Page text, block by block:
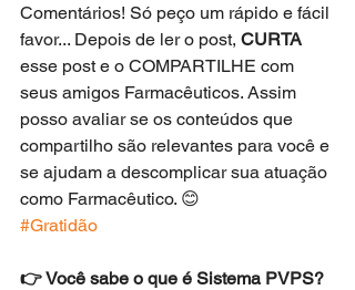
Comentários! Só peço um rápido e fácil
favor... Depois de ler o post, CURTA
esse post e o COMPARTILHE com
seus amigos Farmacêuticos. Assim
posso avaliar se os conteúdos que
compartilho são relevantes para você e
se ajudam a descomplicar sua atuação
como Farmacêutico. 😊
#Gratidão
👉 Você sabe o que é Sistema PVPS?